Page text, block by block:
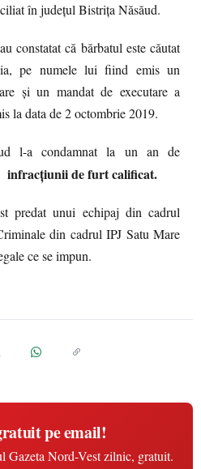
în județul Bistrița Năsăud.
constatat că bărbatul este căutat
pe numele lui fiind emis un
și un mandat de executare a
la data de 2 octombrie 2019.
l-a condamnat la un an de
infracțiunii de furt calificat.
predat unui echipaj din cadrul
din cadrul IPJ Satu Mare
ce se impun.
pe email!
Gazeta Nord-Vest zilnic, gratuit.